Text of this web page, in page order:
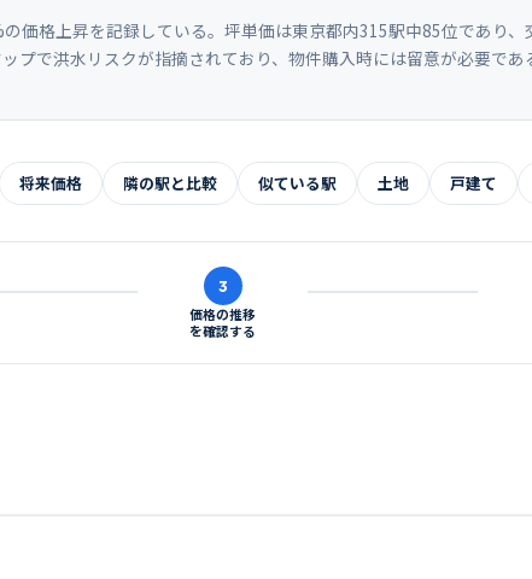
価格上昇を記録している。坪単価は東京都内315駅中85位であり、
プで洪水リスクが指摘されており、物件購入時には留意が必要であ
将来価格 隣の駅と比較 似ている駅 土地 戸建て
3
価格の推移
を確認する